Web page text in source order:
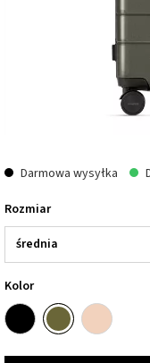
Darmowa wysyłka
Rozmiar
Kolor